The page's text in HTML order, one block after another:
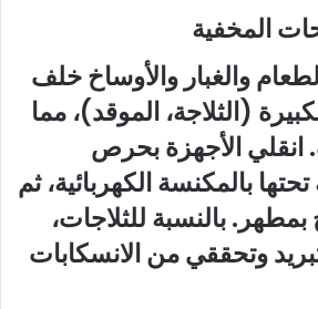
المخفية
والغبار والأوساخ خلف
(الثلاجة، الموقد)، مما
انقلي الأجهزة بحرص
بالمكنسة الكهربائية، ثم
بالنسبة للثلاجات،
وتحققي من الانسكابات